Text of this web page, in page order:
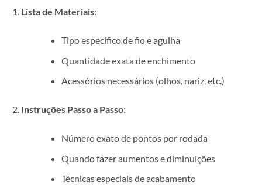
Lista de Materiais:
Tipo específico de fio e agulha
Quantidade exata de enchimento
Acessórios necessários (olhos, nariz, etc.)
Instruções Passo a Passo:
Número exato de pontos por rodada
Quando fazer aumentos e diminuições
Técnicas especiais de acabamento